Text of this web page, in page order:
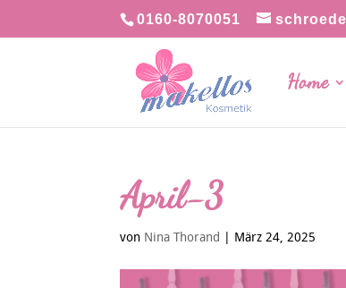
0160-8070051
Home
April-3
von Nina Thorand | März 24, 2025